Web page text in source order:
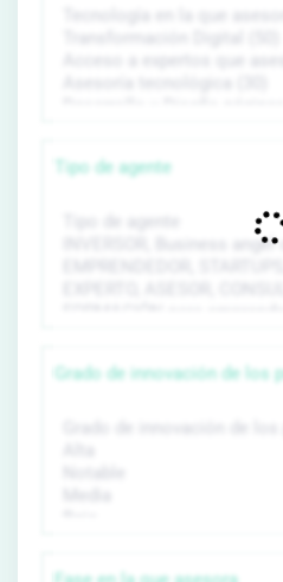
Tipo de agente
Grado de innovación de